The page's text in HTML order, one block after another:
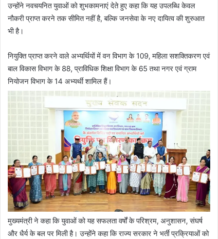
उन्होंने नवचयनित युवाओं को शुभकामनाएं देते हुए कहा कि यह उपलब्धि केवल
नौकरी प्राप्त करने तक सीमित नहीं है, बल्कि जनसेवा के नए दायित्व की शुरुआत
भी है।
नियुक्ति प्राप्त करने वाले अभ्यर्थियों में वन विभाग के 109, महिला सशक्तिकरण एवं
बाल विकास विभाग के 88, प्राविधिक शिक्षा विभाग के 65 तथा नगर एवं ग्राम
नियोजन विभाग के 14 अभ्यर्थी शामिल हैं।
मुख्यमंत्री ने कहा कि युवाओं को यह सफलता वर्षों के परिश्रम, अनुशासन, संघर्ष
और धैर्य के बल पर मिली है। उन्होंने कहा कि राज्य सरकार ने भर्ती प्रक्रियाओं को